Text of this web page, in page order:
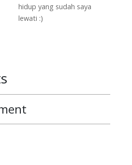
hidup yang sudah saya
lewati :)